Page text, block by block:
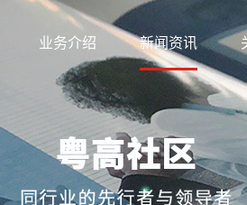
业务介绍 新闻资讯